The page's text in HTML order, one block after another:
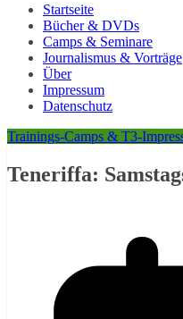
Startseite
Bücher & DVDs
Camps & Seminare
Journalismus & Vorträge
Über
Impressum
Datenschutz
Trainings-Camps & T3-
Teneriffa: